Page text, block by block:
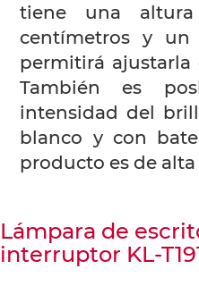
tiene una
centímetros y
permitirá ajustarla
También es
intensidad del
blanco y con
producto es de
Lámpara de
interruptor KL-